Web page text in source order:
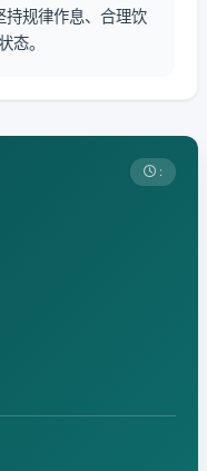
持规律作息、合理饮
态。
: